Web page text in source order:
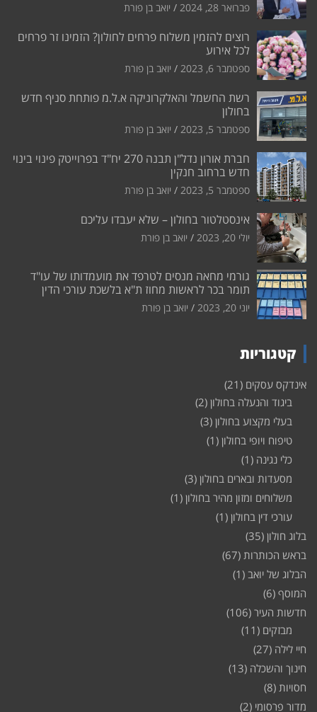
פברואר 28, 2024 יואב בן פורת
רוצים להזמין משלוח פרחים לחולון? הזמינו זר פרחים
לכל אירוע
ספטמבר 6, 2023 יואב בן פורת
רשת החשמל והאלקרוניקה א.ל.מ פותחת סניף חדש
בחולון
ספטמבר 5, 2023 יואב בן פורת
חברת אורון נדל"ן תבנה 270 יח"ד בפרוייטק פינוי בינוי
חדש ברחוב חנקין
ספטמבר 5, 2023 יואב בן פורת
אינסטלטור בחולון – שלא יעבדו עליכם
יולי 20, 2023 יואב בן פורת
גורמי מחאה מנסים לטרפד את מועמדותו של עו"ד
תומר בכר לראשות מחוז ת"א בלשכת עורכי הדין
יוני 20, 2023 יואב בן פורת
קטגוריות
אינדקס עסקים (21)
ביגוד והנעלה בחולון (2)
בעלי מקצוע בחולון (3)
טיפוח ויופי בחולון (1)
כלי נגינה (1)
מסעדות ובארים בחולון (3)
משלוחים ומזון מהיר בחולון (1)
עורכי דין בחולון (1)
בלוג חולון (35)
בראש הכותרות (67)
הבלוג של יואב (1)
המוסף (6)
חדשות העיר (106)
מבזקים (11)
חיי לילה (27)
חינוך והשכלה (13)
חסויות (8)
מדור פרסומי (2)